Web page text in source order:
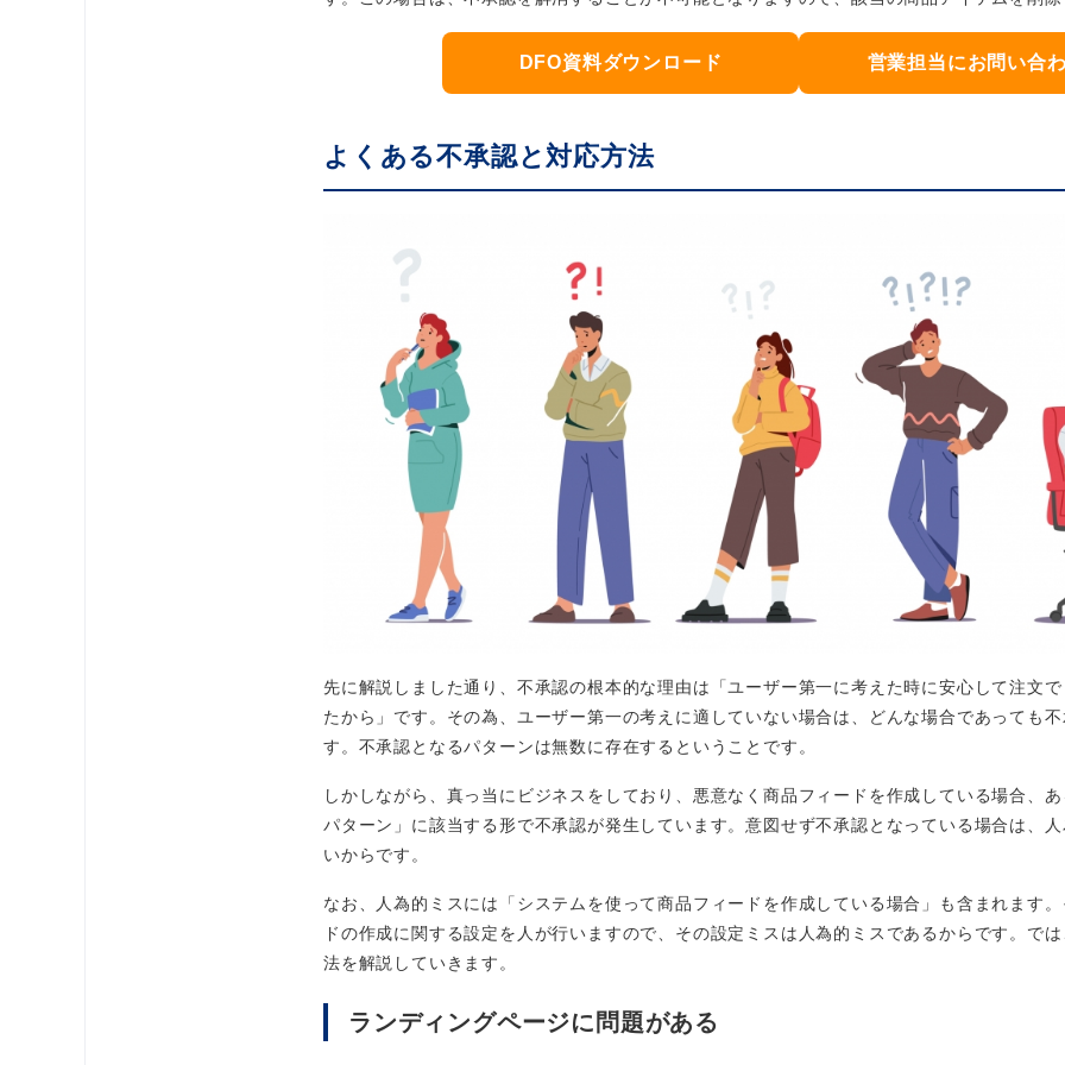
DFO資料ダウンロード 営業担当にお問い合
よくある不承認と対応方法
先に解説しました通り、不承認の根本的な理由は「ユーザー第一に考えた時に安心して注文
たから」です。その為、ユーザー第一の考えに適していない場合は、どんな場合であっても
す。不承認となるパターンは無数に存在するということです。
しかしながら、真っ当にビジネスをしており、悪意なく商品フィードを作成している場合、
パターン」に該当する形で不承認が発生しています。意図せず不承認となっている場合は、
いからです。
なお、人為的ミスには「システムを使って商品フィードを作成している場合」も含まれます
ドの作成に関する設定を人が行いますので、その設定ミスは人為的ミスであるからです。で
法を解説していきます。
ランディングページに問題がある